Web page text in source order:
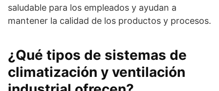
saludable para los empleados y ayudan a
mantener la calidad de los productos y procesos.
¿Qué tipos de sistemas de
climatización y ventilación